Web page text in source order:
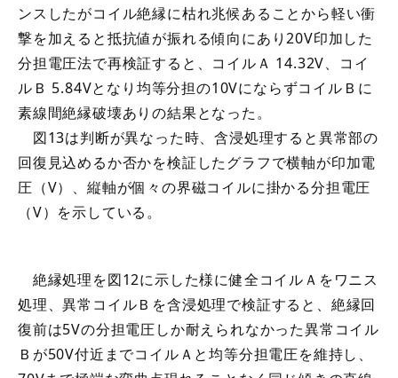
ンスしたがコイル絶縁に枯れ兆候あることから軽い衝
撃を加えると抵抗値が振れる傾向にあり20V印加した
分担電圧法で再検証すると、コイルＡ 14.32V、コイ
ルＢ 5.84Vとなり均等分担の10VにならずコイルＢに
素線間絶縁破壊ありの結果となった。
図13は判断が異なった時、含浸処理すると異常部の
回復見込めるか否かを検証したグラフで横軸が印加電
圧（V）、縦軸が個々の界磁コイルに掛かる分担電圧
（V）を示している。
絶縁処理を図12に示した様に健全コイルＡをワニス
処理、異常コイルＢを含浸処理で検証すると、絶縁回
復前は5Vの分担電圧しか耐えられなかった異常コイル
Ｂが50V付近までコイルＡと均等分担電圧を維持し、